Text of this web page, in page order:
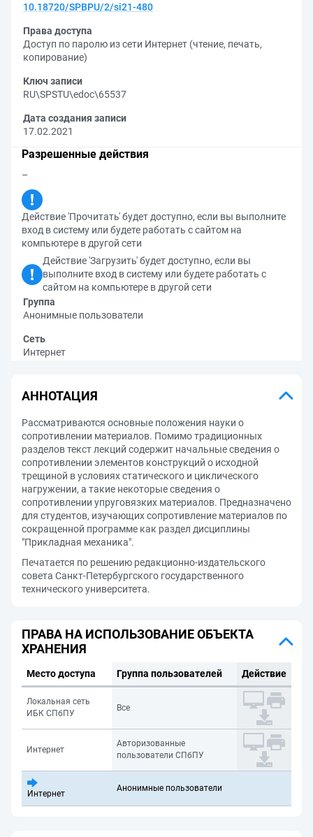
10.18720/SPBPU/2/si21-480
Права доступа
Доступ по паролю из сети Интернет (чтение, печать,
копирование)
Ключ записи
RU\SPSTU\edoc\65537
Дата создания записи
17.02.2021
Разрешенные действия
–
Действие 'Прочитать' будет доступно, если вы выполните
вход в систему или будете работать с сайтом на
компьютере в другой сети
Действие 'Загрузить' будет доступно, если вы
выполните вход в систему или будете работать с
сайтом на компьютере в другой сети
Группа
Анонимные пользователи
Сеть
Интернет
АННОТАЦИЯ
Рассматриваются основные положения науки о
сопротивлении материалов. Помимо традиционных
разделов текст лекций содержит начальные сведения о
сопротивлении элементов конструкций о исходной
трещиной в условиях статического и циклического
нагружении, а такие некоторые сведения о
сопротивлении упруговязких материалов. Предназначено
для студентов, изучающих сопротивление материалов по
сокращенной программе как раздел дисциплины
"Прикладная механика".
Печатается по решению редакционно-издательского
совета Санкт-Петербургского государственного
технического университета.
ПРАВА НА ИСПОЛЬЗОВАНИЕ ОБЪЕКТА
ХРАНЕНИЯ
Место доступа Группа пользователей Действие
Локальная сеть
ИБК СПбПУ
Все
Интернет
Авторизованные
пользователи СПбПУ
Интернет
Анонимные пользователи